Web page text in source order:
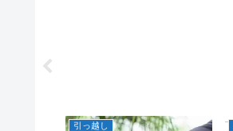
引っ越し